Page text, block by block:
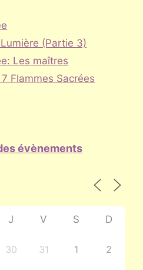
(Partie 3)
Les maîtres
Flammes Sacrées
évènements
J V S D
30 31 1 2